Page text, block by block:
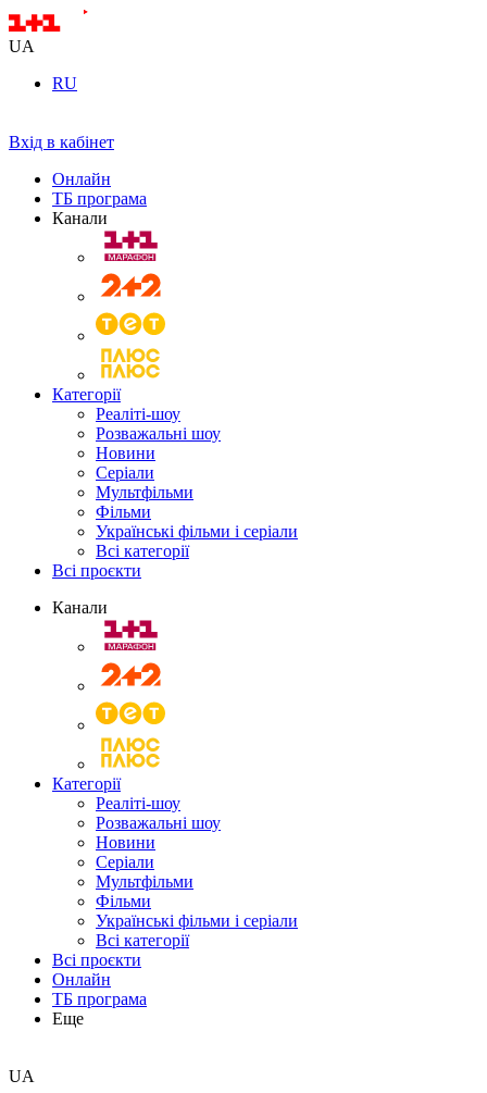
UA
RU
Вхід в кабінет
Онлайн
ТБ програма
Канали
Категорії
Реаліті-шоу
Розважальні шоу
Новини
Серіали
Мультфільми
Фільми
Українські фільми і серіали
Всі категорії
Всі проєкти
Канали
Категорії
Реаліті-шоу
Розважальні шоу
Новини
Серіали
Мультфільми
Фільми
Українські фільми і серіали
Всі категорії
Всі проєкти
Онлайн
ТБ програма
Еще
UA